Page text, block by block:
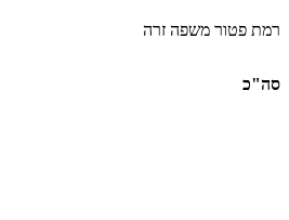
רמת פטור משפה זרה
סה"כ